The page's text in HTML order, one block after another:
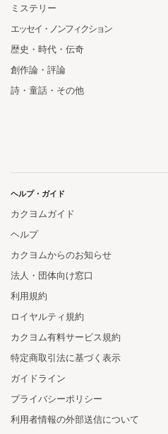
ミステリー
エッセイ・ノンフィクション
歴史・時代・伝奇
創作論・評論
詩・童話・その他
ヘルプ・ガイド
カクヨムガイド
ヘルプ
カクヨムからのお知らせ
法人・団体向け窓口
利用規約
ロイヤルティ規約
カクヨム有料サービス規約
特定商取引法に基づく表示
ガイドライン
プライバシーポリシー
利用者情報の外部送信について